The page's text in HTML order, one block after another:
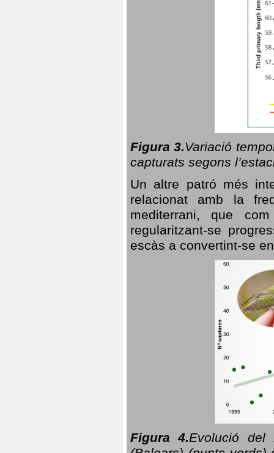
Figura 3.Variació
capturats segons
Un altre patró més
relacionat amb la
mediterrani, que
regularitzant-se
escàs a convertint-se
Figura 4.Evolució del